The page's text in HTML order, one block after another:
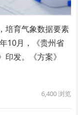
培育气象数据要素
10月，《贵州省
发。《方案》
6,400浏览